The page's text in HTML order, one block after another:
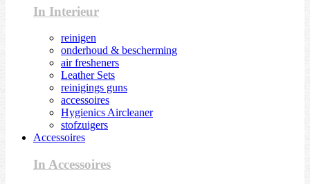
In Interieur
reinigen
onderhoud & bescherming
air fresheners
Leather Sets
reinigings guns
accessoires
Hygienics Aircleaner
stofzuigers
Accessoires
In Accessoires